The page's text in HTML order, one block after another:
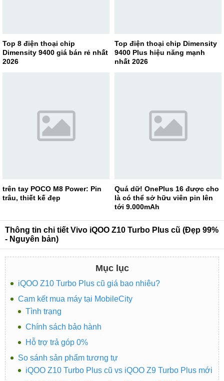
Top 8 điện thoại chip
Dimensity 9400 giá bán rẻ nhất
2026
Top điện thoại chip Dimensity
9400 Plus hiệu năng mạnh
nhất 2026
trên tay POCO M8 Power: Pin
trâu, thiết kế đẹp
Quá dữ! OnePlus 16 được cho
là có thể sở hữu viên pin lên
tới 9.000mAh
Thông tin chi tiết Vivo iQOO Z10 Turbo Plus cũ (Đẹp 99%
- Nguyên bản)
Mục lục
iQOO Z10 Turbo Plus cũ giá bao nhiêu?
Cam kết mua máy tại MobileCity
Tình trạng
Chính sách bảo hành
Hỗ trợ trả góp 0%
So sánh sản phẩm tương tự
iQOO Z10 Turbo Plus cũ vs iQOO Z9 Turbo Plus mới